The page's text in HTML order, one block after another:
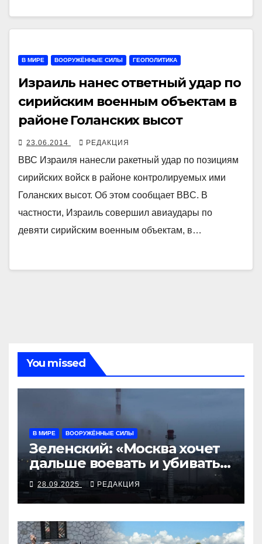
В МИРЕ ВООРУЖЁННЫЕ СИЛЫ ГЕОПОЛИТИКА
Израиль нанес ответный удар по
сирийским военным объектам в
районе Голанских высот
23.06.2014 РЕДАКЦИЯ
ВВС Израиля нанесли ракетный удар по позициям
сирийских войск в районе контролируемых ими
Голанских высот. Об этом сообщает BBC. В
частности, Израиль совершил авиаудары по
девяти сирийским военным объектам, в…
You missed
В МИРЕ ВООРУЖЁННЫЕ СИЛЫ
Зеленский: «Москва хочет
дальше воевать и убивать.
Время для твёрдой
реакции»
28.09.2025 РЕДАКЦИЯ